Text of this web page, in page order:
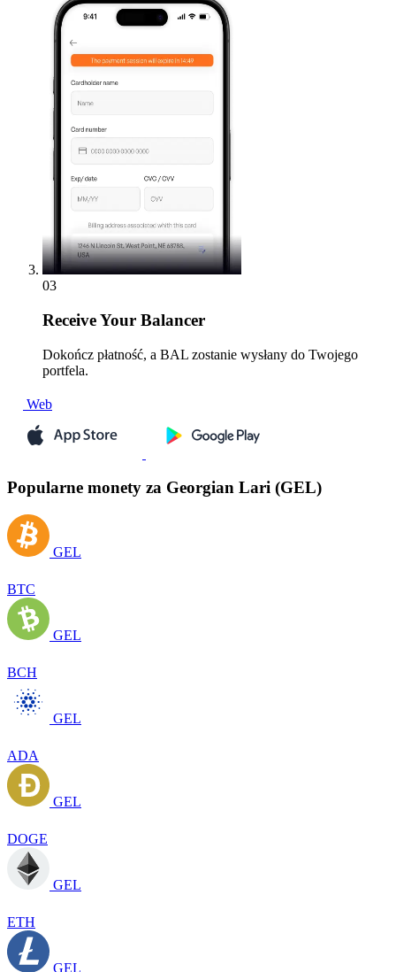
03
ReceiveYour Balancer
Dokończ płatność, a BAL zostanie wysłany do Twojego
portfela.
Web
Popularne monety za Georgian Lari (GEL)
GEL
BTC
GEL
BCH
GEL
ADA
GEL
DOGE
GEL
ETH
GEL